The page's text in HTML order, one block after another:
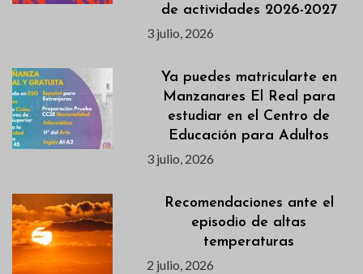
de actividades 2026-2027
3 julio, 2026
Ya puedes matricularte en
Manzanares El Real para
estudiar en el Centro de
Educación para Adultos
3 julio, 2026
Recomendaciones ante el
episodio de altas
temperaturas
2 julio, 2026